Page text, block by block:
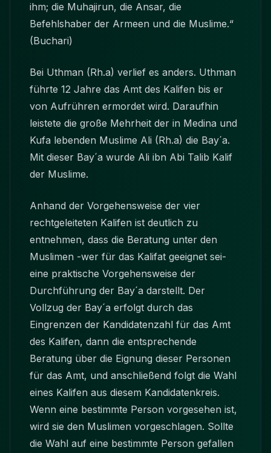
ihm; die Muhajirun, die Ansar, die
Befehlshaber der Armeen und die Muslime.“
(Buchari)
Bei Uthman (Rh.a) verlief es anders. Uthman
führte 12 Jahre das Amt des Kalifen bis er
von Aufrühren ermordet wird. Daraufhin
leistete die große Mehrheit der in Medina und
Kufa lebenden Muslime Ali (Rh.a) die Bay´a.
Mit dieser Bay´a wurde Ali ibn Abi Talib Kalif
der Muslime.
Anhand der Vorgehensweise der vier
rechtgeleiteten Kalifen ist deutlich zu
entnehmen, dass die Beratung unter den
Muslimen -wer für das Kalifat geeignet sei-
eine praktische Vorgehensweise der
Durchführung der Bay´a darstellt. Der
Vollzug der Bay´a erfolgt durch das
Eingrenzen der Kandidatenzahl für das Amt
des Kalifen, dann die entsprechende
Beratung über die Eignung dieser Personen
für das Amt, und anschließend folgt die Wahl
eines Kalifen aus diesem Kandidatenkreis.
Wenn eine bestimmte Person vorgesehen ist,
wird sie den Muslimen vorgeschlagen. Sollte
die Wahl auf eine bestimmte Person gefallen